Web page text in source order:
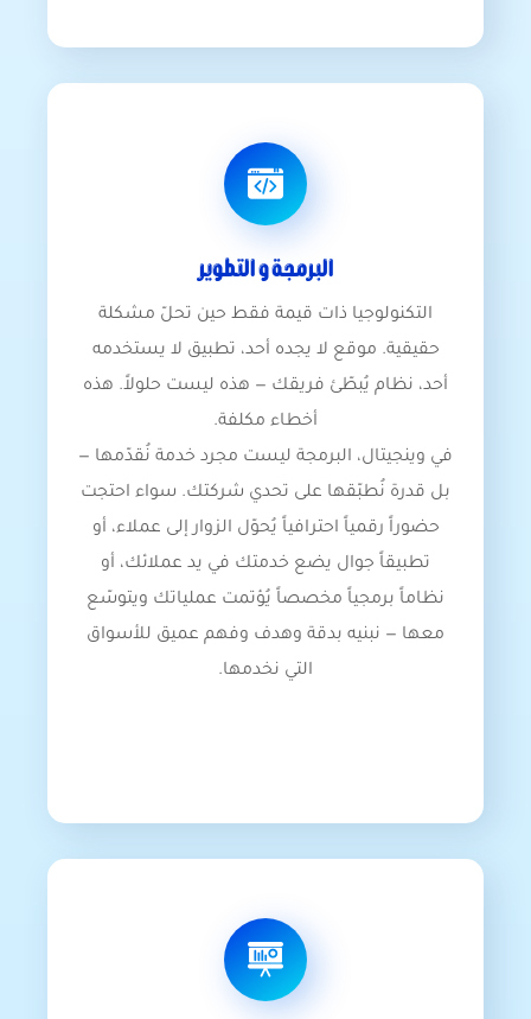
البرمجة و التطوير
التكنولوجيا ذات قيمة فقط حين تحلّ مشكلة
حقيقية. موقع لا يجده أحد، تطبيق لا يستخدمه
أحد، نظام يُبطّئ فريقك — هذه ليست حلولاً. هذه
أخطاء مكلفة.
في وينجيتال، البرمجة ليست مجرد خدمة نُقدّمها —
بل قدرة نُطبّقها على تحدي شركتك. سواء احتجت
حضوراً رقمياً احترافياً يُحوّل الزوار إلى عملاء، أو
تطبيقاً جوال يضع خدمتك في يد عملائك، أو
نظاماً برمجياً مخصصاً يُؤتمت عملياتك ويتوسّع
معها — نبنيه بدقة وهدف وفهم عميق للأسواق
التي نخدمها.